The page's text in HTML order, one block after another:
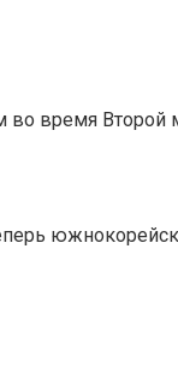
время